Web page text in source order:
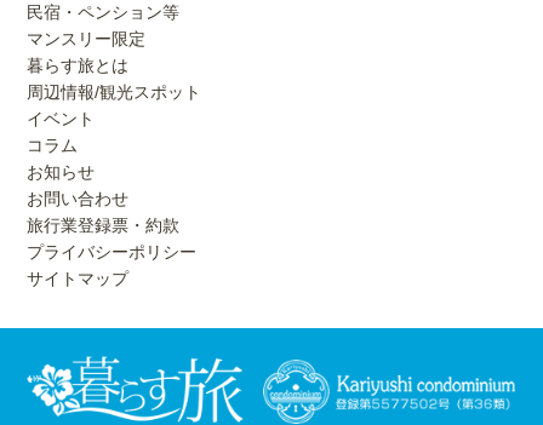
民宿・ペンション等
マンスリー限定
暮らす旅とは
周辺情報/観光スポット
イベント
コラム
お知らせ
お問い合わせ
旅行業登録票・約款
プライバシーポリシー
サイトマップ